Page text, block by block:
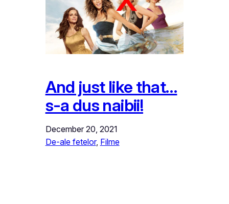
And just like that…
s-a dus naibii!
December 20, 2021
De-ale fetelor, Filme